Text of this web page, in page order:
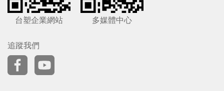
台塑企業網站 多媒體中心
追蹤我們